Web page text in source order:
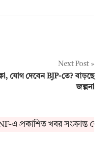
Next Post
যোগ দেবেন BJP-তে? বাড়ছে
জল্পনা
এ প্রকাশিত খবর সংক্রান্ত